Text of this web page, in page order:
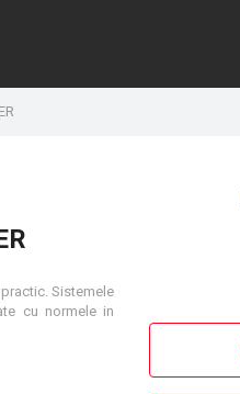
Sistemele
cu normele in